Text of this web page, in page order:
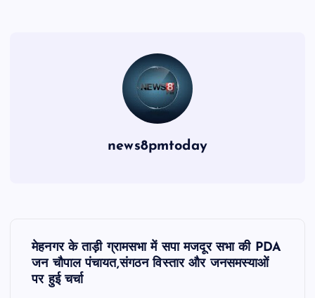
news8pmtoday
मेहनगर के ताड़ी ग्रामसभा में सपा मजदूर सभा की PDA
जन चौपाल पंचायत,संगठन विस्तार और जनसमस्याओं
पर हुई चर्चा